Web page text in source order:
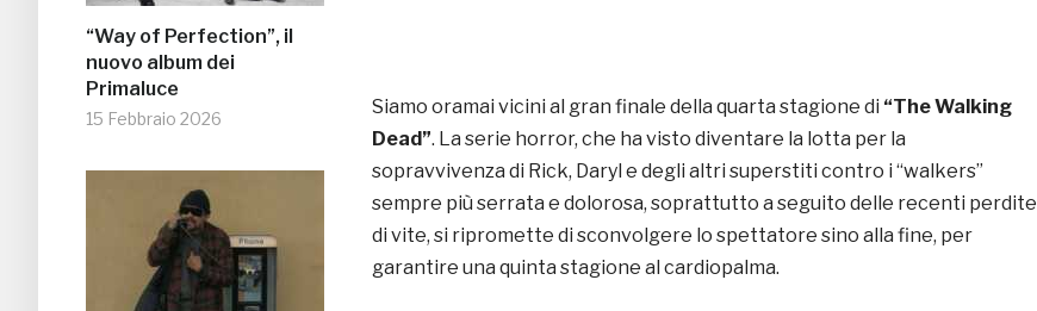
“Way of Perfection”, il
nuovo album dei
Primaluce
15 Febbraio 2026
Siamo oramai vicini al gran finale della quarta stagione di “The Walking
Dead”. La serie horror, che ha visto diventare la lotta per la
sopravvivenza di Rick, Daryl e degli altri superstiti contro i “walkers”
sempre più serrata e dolorosa, soprattutto a seguito delle recenti perdite
di vite, si ripromette di sconvolgere lo spettatore sino alla fine, per
garantire una quinta stagione al cardiopalma.